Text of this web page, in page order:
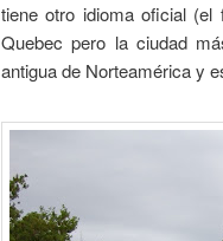
tiene otro idioma oficial
Quebec pero la ciudad
antigua de Norteamérica y